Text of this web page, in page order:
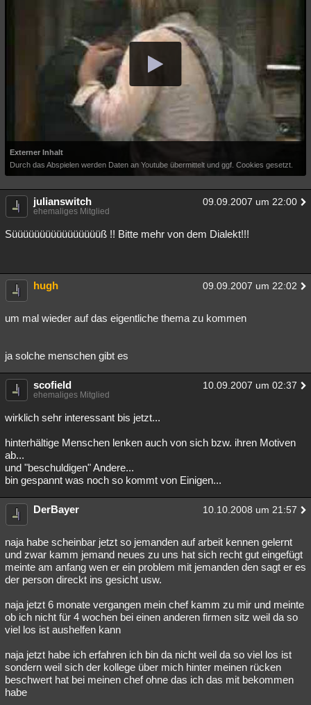
Externer Inhalt
Durch das Abspielen werden Daten an Youtube übermittelt und ggf. Cookies gesetzt.
julianswitch 09.09.2007 um 22:00
ehemaliges Mitglied
Süüüüüüüüüüüüüüüüß !! Bitte mehr von dem Dialekt!!!
hugh 09.09.2007 um 22:02
um mal wieder auf das eigentliche thema zu kommen
ja solche menschen gibt es
scofield 10.09.2007 um 02:37
ehemaliges Mitglied
wirklich sehr interessant bis jetzt...
hinterhältige Menschen lenken auch von sich bzw. ihren Motiven
ab...
und "beschuldigen" Andere...
bin gespannt was noch so kommt von Einigen...
DerBayer 10.10.2008 um 21:57
naja habe scheinbar jetzt so jemanden auf arbeit kennen gelernt
und zwar kamm jemand neues zu uns hat sich recht gut eingefügt
meinte am anfang wen er ein problem mit jemanden den sagt er es
der person direckt ins gesicht usw.
naja jetzt 6 monate vergangen mein chef kamm zu mir und meinte
ob ich nicht für 4 wochen bei einen anderen firmen sitz weil da so
viel los ist aushelfen kann
naja jetzt habe ich erfahren ich bin da nicht weil da so viel los ist
sondern weil sich der kollege über mich hinter meinen rücken
beschwert hat bei meinen chef ohne das ich das mit bekommen
habe